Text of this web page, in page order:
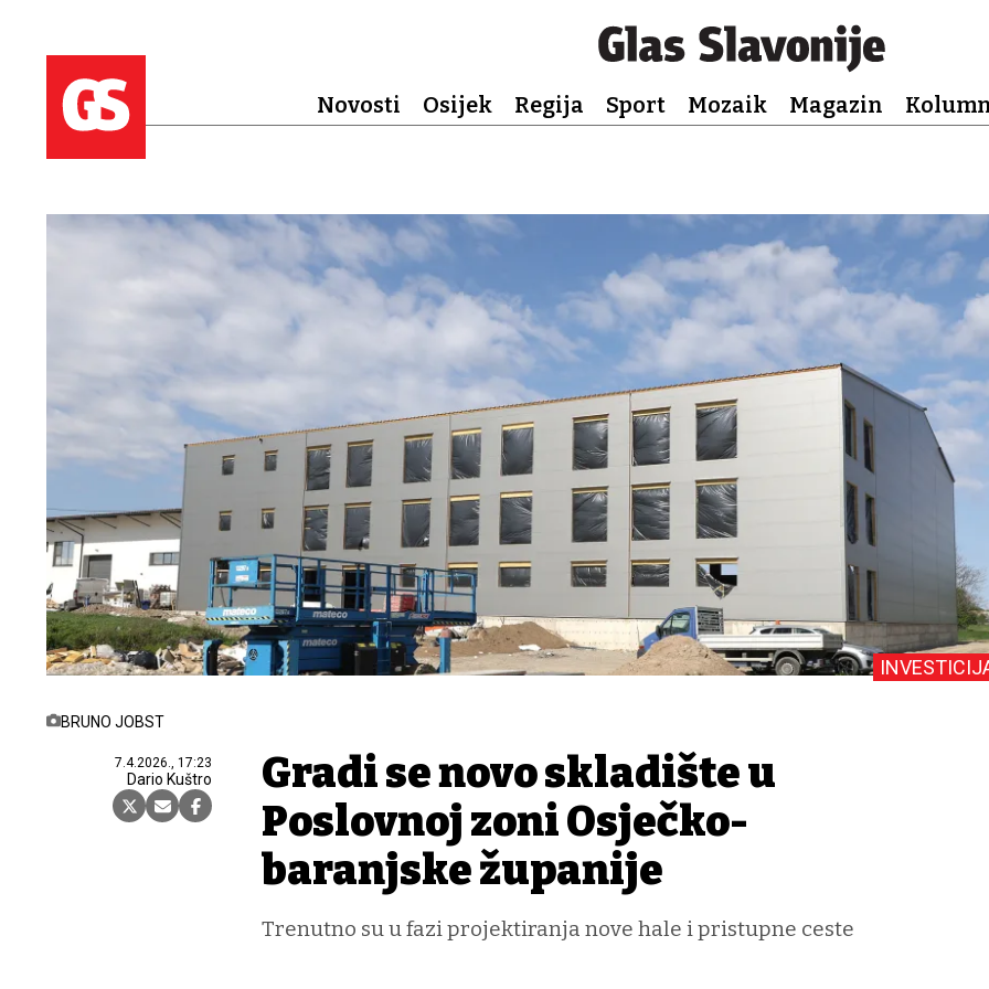
Novosti Osijek Regija Sport Mozaik Magazin
BRUNO JOBST
7.4.2026., 17:23
Dario Kuštro
Gradi se novo skladište u
Poslovnoj zoni Osječko-
baranjske županije
Trenutno su u fazi projektiranja nove hale i pristupne ceste